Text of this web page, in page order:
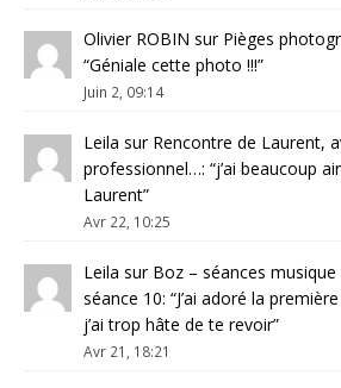
Olivier ROBIN sur Pièges
“Géniale cette photo !!!”
Juin 2, 09:14
Leila sur Rencontre de Laurent,
professionnel…: “j’ai beaucoup
Laurent”
Avr 22, 10:25
Leila sur Boz – séances
séance 10: “J’ai adoré la
j’ai trop hâte de te revoir”
Avr 21, 18:21